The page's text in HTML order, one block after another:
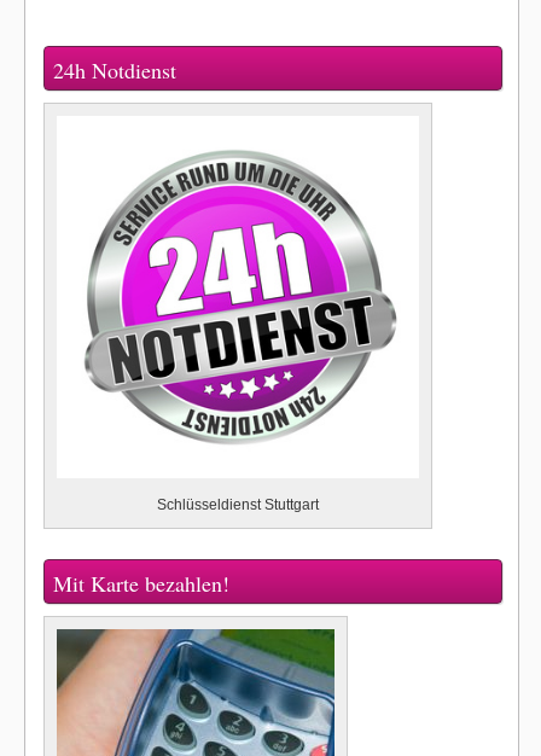
24h Notdienst
Schlüsseldienst Stuttgart
Mit Karte bezahlen!